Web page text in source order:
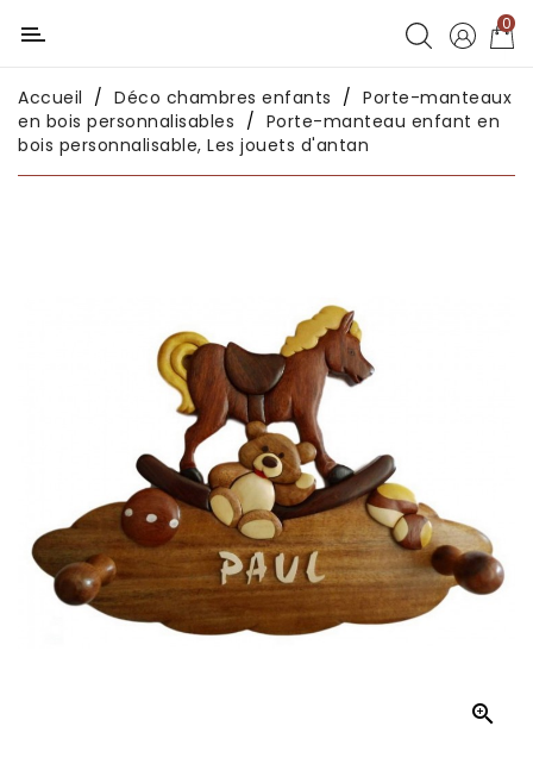
Catégorie
Déco
chambres
enfants
asiatique
Déco
pour
collectionneurs
0
Accueil Déco chambres enfants
Porte-manteaux
en bois personnalisables
Porte-manteau enfant en
bois personnalisable, Les jouets d'antan
